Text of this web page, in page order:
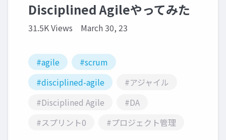
Disciplined Agileやってみた
31.5K Views March 30, 23
#agile
#scrum
#disciplined-agile
#アジャイル
#Disciplined Agile
#DA
#スプリント0
#プロジェクト管理